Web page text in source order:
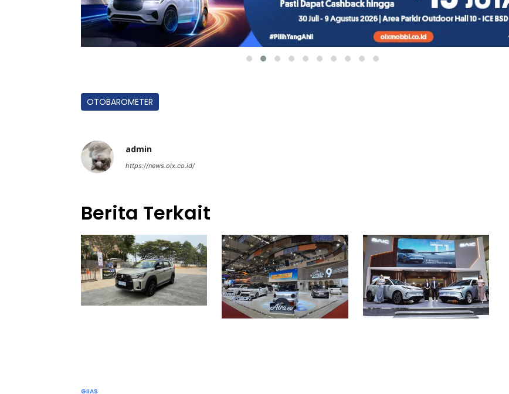
OTOBAROMETER
admin
https://news.olx.co.id/
Berita Terkait
GIIAS